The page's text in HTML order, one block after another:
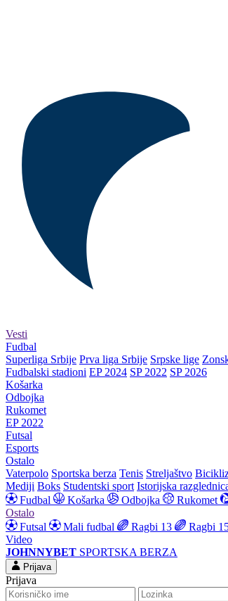
Vesti
Fudbal
Superliga Srbije Prva liga Srbije Srpske lige
Fudbalski stadioni EP 2024 SP 2022 SP 2026
Košarka
Odbojka
Rukomet
EP 2022
Futsal
Esports
Ostalo
Vaterpolo Sportska berza Tenis Streljaštvo
Mediji Boks Studentski sport Istorijska
Fudbal
Košarka Odbojka Rukomet
Ostalo
Futsal
Mali fudbal Ragbi 13 Ragbi
Video
JOHNNYBET SPORTSKA BERZA
Prijava
Prijava